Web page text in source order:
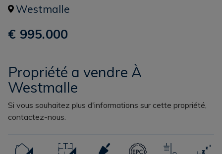
Propriété a vendre À
Westmalle
Westmalle
€ 995.000
Si vous souhaitez plus d'informations sur cette propriété,
contactez-nous.